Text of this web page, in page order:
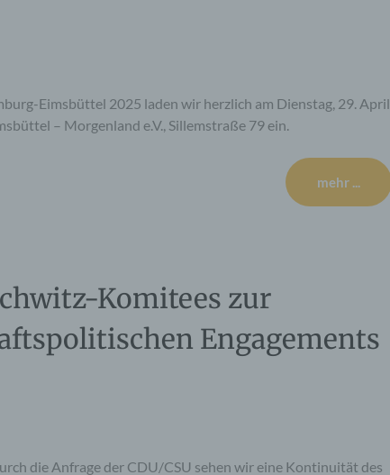
Eimsbüttel 2025 laden wir herzlich am Dienstag, 29. April
– Morgenland e.V., Sillemstraße 79 ein.
mehr ...
Komitees zur
Engagements
die Anfrage der CDU/CSU sehen wir eine Kontinuität des